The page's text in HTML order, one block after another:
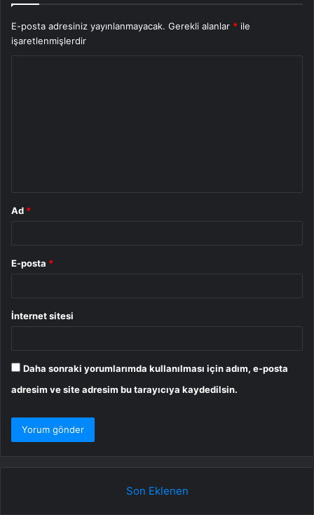
E-posta adresiniz yayınlanmayacak. Gerekli alanlar * ile
işaretlenmişlerdir
Ad *
E-posta *
İnternet sitesi
Daha sonraki yorumlarımda kullanılması için adım, e-posta
adresim ve site adresim bu tarayıcıya kaydedilsin.
Son Eklenen